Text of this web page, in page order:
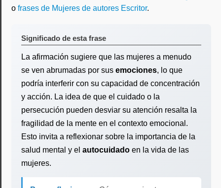
o frases de Mujeres de autores Escritor.
Significado de esta frase
La afirmación sugiere que las mujeres a menudo
se ven abrumadas por sus emociones, lo que
podría interferir con su capacidad de concentración
y acción. La idea de que el cuidado o la
persecución pueden desviar su atención resalta la
fragilidad de la mente en el contexto emocional.
Esto invita a reflexionar sobre la importancia de la
salud mental y el autocuidado en la vida de las
mujeres.